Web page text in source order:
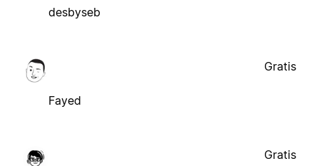
desbyseb
Fayed
Gratis
Gratis